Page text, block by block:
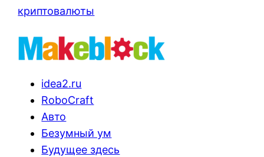
криптовалюты
idea2.ru
RoboCraft
Авто
Безумный ум
Будущее здесь